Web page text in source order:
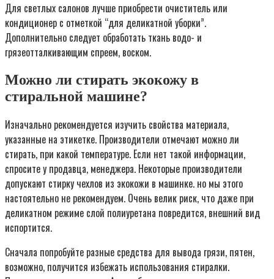
Для светлых салонов лучше приобрести очиститель или
кондиционер с отметкой “для деликатной уборки”.
Дополнительно следует обработать ткань водо- и
грязеотталкивающим спреем, воском.
Можно ли стирать экокожу в
стиральной машине?
Изначально рекомендуется изучить свойства материала,
указанные на этикетке. Производители отмечают можно ли
стирать, при какой температуре. Если нет такой информации,
спросите у продавца, менеджера. Некоторые производители
допускают стирку чехлов из экокожи в машинке. но мы этого
настоятельно не рекомендуем. Очень велик риск, что даже при
деликатном режиме слой полиуретана повредится, внешний вид
испортится.
Сначала попробуйте разные средства для вывода грязи, пятен,
возможно, получится избежать использования стиралки.